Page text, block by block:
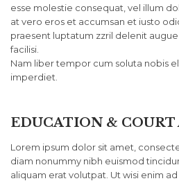
esse molestie consequat, vel illum
at vero eros et accumsan et iusto
praesent luptatum zzril delenit
facilisi.
Nam liber tempor cum soluta nobis
imperdiet.
EDUCATION & COURT
Lorem ipsum dolor sit amet,
diam nonummy nibh euismod
aliquam erat volutpat. Ut wisi enim